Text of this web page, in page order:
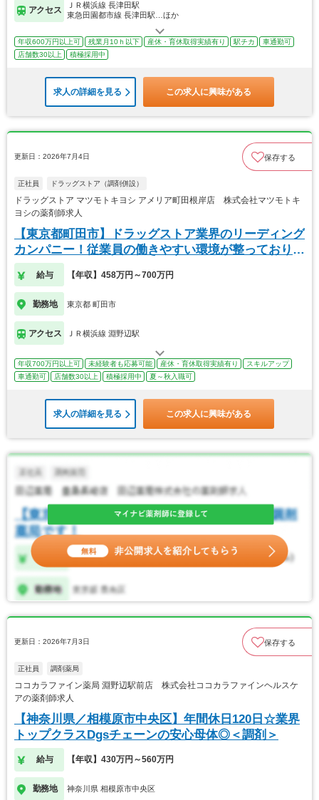
アクセス
ＪＲ横浜線 長津田駅
東急田園都市線 長津田駅…ほか
年収600万円以上可 残業月10ｈ以下 産休・育休取得実績有り 駅チカ
車通勤可
店舗数30以上
積極採用中
求人の詳細を見る この求人に興味がある
更新日：2026年7月4日 保存する
正社員 ドラッグストア（調剤併設）
ドラッグストア マツモトキヨシ アメリア町田根岸店 株式会社マツモトキ
ヨシの薬剤師求人
【東京都町田市】ドラッグストア業界のリーディング
カンパニー！従業員の働きやすい環境が整っておりま
す！
給与 【年収】458万円～700万円
勤務地 東京都 町田市
アクセス ＪＲ横浜線 淵野辺駅
年収700万円以上可 未経験者も応募可能 産休・育休取得実績有り
スキルアップ
車通勤可
店舗数30以上 積極採用中 夏～秋入職可
求人の詳細を見る この求人に興味がある
更新日：2026年7月3日 保存する
正社員 調剤薬局
ココカラファイン薬局 淵野辺駅前店 株式会社ココカラファインヘルスケ
アの薬剤師求人
【神奈川県／相模原市中央区】年間休日120日☆業界
トップクラスDgsチェーンの安心母体◎＜調剤＞
給与 【年収】430万円～560万円
勤務地 神奈川県 相模原市中央区